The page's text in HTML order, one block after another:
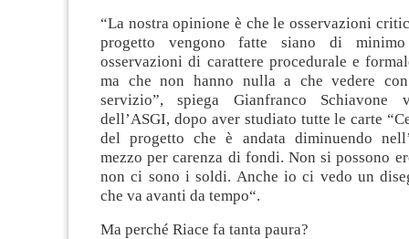
“La nostra opinione è che le osservazioni
progetto vengono fatte siano di
osservazioni di carattere procedurale e
ma che non hanno nulla a che vedere
servizio”, spiega Gianfranco Schiavone
dell’ASGI, dopo aver studiato tutte le carte
del progetto che è andata diminuendo
mezzo per carenza di fondi. Non si possono
non ci sono i soldi. Anche io ci vedo un
che va avanti da tempo“.
Ma perché Riace fa tanta paura?